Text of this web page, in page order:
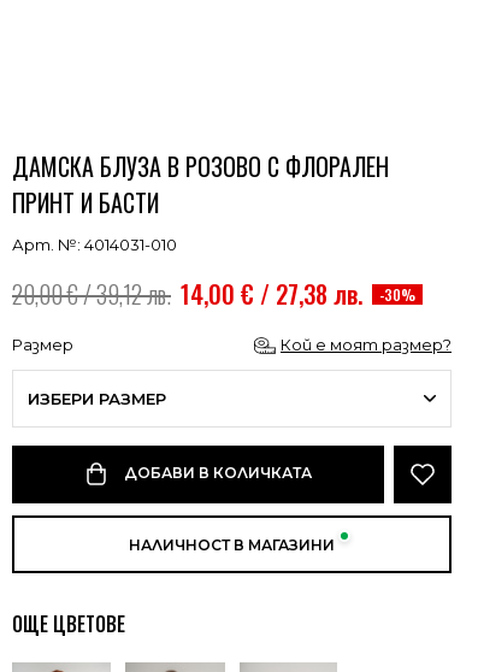
ДАМСКА БЛУЗА В РОЗОВО С ФЛОРАЛЕН
ПРИНТ И БАСТИ
Арт. №: 4014031-010
20,00 € / 39,12 лв. 14,00 € / 27,38 лв. -30%
Размер Кой е моят размер?
ИЗБЕРИ РАЗМЕР
ДОБАВИ В КОЛИЧКАТА
НАЛИЧНОСТ В МАГАЗИНИ
ОЩЕ ЦВЕТОВЕ